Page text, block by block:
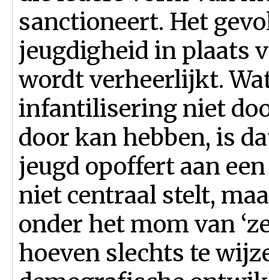
sanctioneert. Het
jeugdigheid in plaats
wordt verheerlijkt.
infantilisering niet
door kan hebben, is
jeugd opoffert aan
niet centraal stelt,
onder het mom van
hoeven slechts te